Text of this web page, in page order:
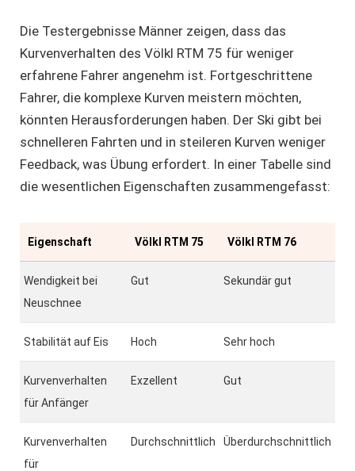
Die Testergebnisse Männer zeigen, dass das
Kurvenverhalten des Völkl RTM 75 für weniger
erfahrene Fahrer angenehm ist. Fortgeschrittene
Fahrer, die komplexe Kurven meistern möchten,
könnten Herausforderungen haben. Der Ski gibt bei
schnelleren Fahrten und in steileren Kurven weniger
Feedback, was Übung erfordert. In einer Tabelle sind
die wesentlichen Eigenschaften zusammengefasst:
Eigenschaft Völkl RTM 75 Völkl RTM 76
Wendigkeit bei
Neuschnee
Gut Sekundär gut
Stabilität auf Eis Hoch Sehr hoch
Kurvenverhalten
für Anfänger
Exzellent Gut
Kurvenverhalten
für
Durchschnittlich Überdurchschnittlich